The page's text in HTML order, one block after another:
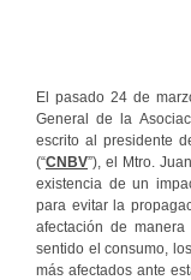
El pasado 24 de
General de la
escrito al presidente
(“CNBV”), el Mtro.
existencia de un
para evitar la
afectación de
sentido el consumo,
más afectados ante